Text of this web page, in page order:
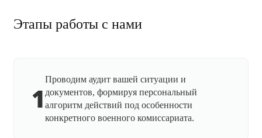
Этапы работы с нами
1
Проводим аудит вашей ситуации и
документов, формируя персональный
алгоритм действий под особенности
конкретного военного комиссариата.